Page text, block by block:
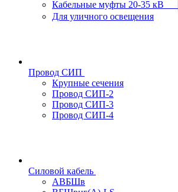
Кабельные муфты 20-35 кВ
Для уличного освещения
Провод СИП
Крупные сечения
Провод СИП-2
Провод СИП-3
Провод СИП-4
Силовой кабель
АВБШв